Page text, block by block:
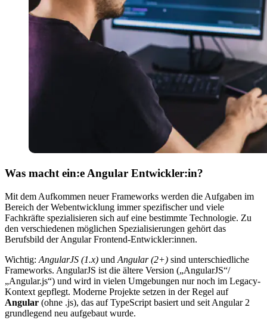
Was macht ein:e Angular Entwickler:in?
Mit dem Aufkommen neuer Frameworks werden die Aufgaben im
Bereich der Webentwicklung immer spezifischer und viele
Fachkräfte spezialisieren sich auf eine bestimmte Technologie. Zu
den verschiedenen möglichen Spezialisierungen gehört das
Berufsbild der Angular Frontend-Entwickler:innen.
Wichtig: AngularJS (1.x) und Angular (2+) sind unterschiedliche
Frameworks. AngularJS ist die ältere Version („AngularJS“/
„Angular.js“) und wird in vielen Umgebungen nur noch im Legacy-
Kontext gepflegt. Moderne Projekte setzen in der Regel auf
Angular (ohne .js), das auf TypeScript basiert und seit Angular 2
grundlegend neu aufgebaut wurde.